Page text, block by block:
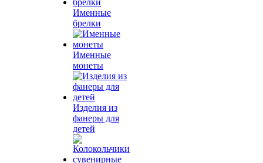
Именные
брелки
Именные
монеты
Изделия из
фанеры для
детей